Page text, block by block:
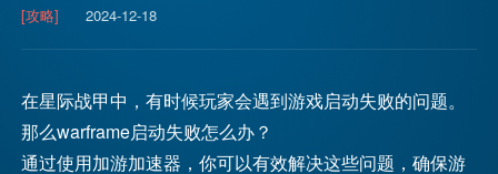
[攻略] 2024-12-18
在星际战甲中，有时候玩家会遇到游戏启动失败的问题。
那么warframe启动失败怎么办？
通过使用加游加速器，你可以有效解决这些问题，确保游